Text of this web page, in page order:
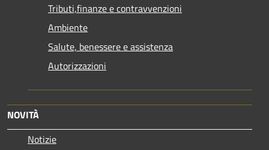
Tributi,finanze e contravvenzioni
Ambiente
Salute, benessere e assistenza
Autorizzazioni
NOVITÀ
Notizie